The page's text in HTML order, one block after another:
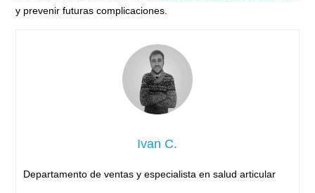
y prevenir futuras complicaciones.
Ivan C.
Departamento de ventas y especialista en salud articular